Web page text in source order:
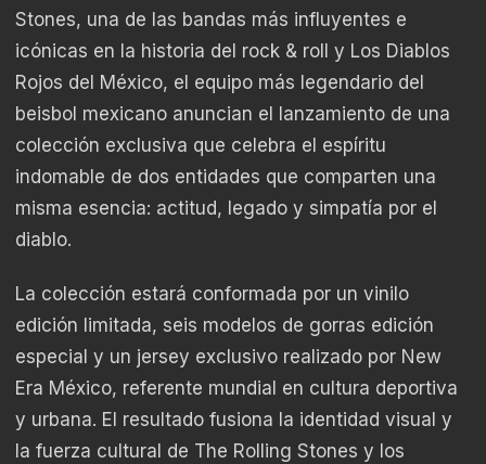
Stones, una de las bandas más influyentes e
icónicas en la historia del rock & roll y Los Diablos
Rojos del México, el equipo más legendario del
beisbol mexicano anuncian el lanzamiento de una
colección exclusiva que celebra el espíritu
indomable de dos entidades que comparten una
misma esencia: actitud, legado y simpatía por el
diablo.
La colección estará conformada por un vinilo
edición limitada, seis modelos de gorras edición
especial y un jersey exclusivo realizado por New
Era México, referente mundial en cultura deportiva
y urbana. El resultado fusiona la identidad visual y
la fuerza cultural de The Rolling Stones y los